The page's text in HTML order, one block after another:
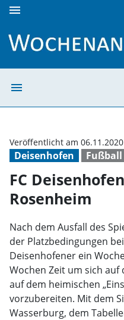
menu
menu
Deisenhofen Fußball
Veröffentlicht am
FC
Rosenheim
Nach dem Ausfall des
der Platzbedingungen
Deisenhofener ein
Wochen Zeit um sich auf
auf dem heimischen
vorzubereiten. Mit dem
Wasserburg, dem